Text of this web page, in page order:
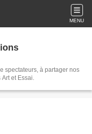
MENU
spectateurs, à partager nos
et Essai.